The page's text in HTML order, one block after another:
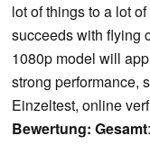
lot of things to a lot
succeeds with flying
1080p model will
strong performance,
Einzeltest, online
Bewertung: Gesamt